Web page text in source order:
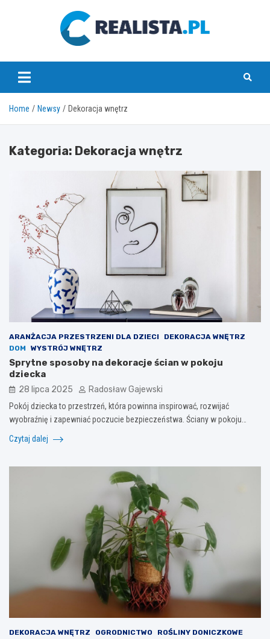
realista.pl
Home Newsy Dekoracja wnętrz
Kategoria: Dekoracja wnętrz
ARANŻACJA PRZESTRZENI DLA DZIECI
DEKORACJA WNĘTRZ
DOM
WYSTRÓJ WNĘTRZ
Sprytne sposoby na dekoracje ścian w pokoju
dziecka
28 lipca 2025 Radosław Gajewski
Pokój dziecka to przestrzeń, która powinna inspirować, rozwijać
wyobraźnię i zapewniać poczucie bezpieczeństwa. Ściany w pokoju…
Czytaj dalej
DEKORACJA WNĘTRZ OGRODNICTWO ROŚLINY DONICZKOWE